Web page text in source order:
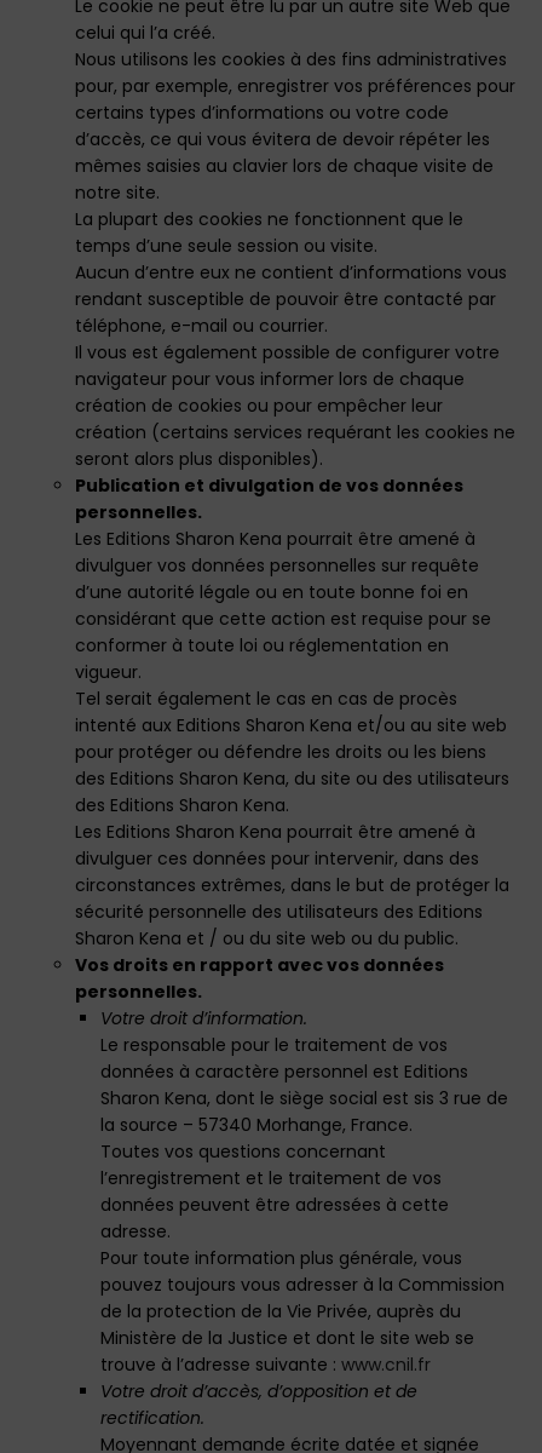
Le cookie ne peut être lu par un autre site Web que
celui qui l’a créé.
Nous utilisons les cookies à des fins administratives
pour, par exemple, enregistrer vos préférences pour
certains types d’informations ou votre code
d’accès, ce qui vous évitera de devoir répéter les
mêmes saisies au clavier lors de chaque visite de
notre site.
La plupart des cookies ne fonctionnent que le
temps d’une seule session ou visite.
Aucun d’entre eux ne contient d’informations vous
rendant susceptible de pouvoir être contacté par
téléphone, e-mail ou courrier.
Il vous est également possible de configurer votre
navigateur pour vous informer lors de chaque
création de cookies ou pour empêcher leur
création (certains services requérant les cookies ne
seront alors plus disponibles).
Publication et divulgation de vos données
personnelles.
Les Editions Sharon Kena pourrait être amené à
divulguer vos données personnelles sur requête
d’une autorité légale ou en toute bonne foi en
considérant que cette action est requise pour se
conformer à toute loi ou réglementation en
vigueur.
Tel serait également le cas en cas de procès
intenté aux Editions Sharon Kena et/ou au site web
pour protéger ou défendre les droits ou les biens
des Editions Sharon Kena, du site ou des utilisateurs
des Editions Sharon Kena.
Les Editions Sharon Kena pourrait être amené à
divulguer ces données pour intervenir, dans des
circonstances extrêmes, dans le but de protéger la
sécurité personnelle des utilisateurs des Editions
Sharon Kena et / ou du site web ou du public.
Vos droits en rapport avec vos données
personnelles.
Votre droit d’information.
Le responsable pour le traitement de vos
données à caractère personnel est Editions
Sharon Kena, dont le siège social est sis 3 rue de
la source – 57340 Morhange, France.
Toutes vos questions concernant
l’enregistrement et le traitement de vos
données peuvent être adressées à cette
adresse.
Pour toute information plus générale, vous
pouvez toujours vous adresser à la Commission
de la protection de la Vie Privée, auprès du
Ministère de la Justice et dont le site web se
trouve à l’adresse suivante : www.cnil.fr
Votre droit d’accès, d’opposition et de
rectification.
Moyennant demande écrite datée et signée